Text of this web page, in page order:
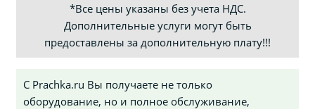
*Все цены указаны без учета НДС.
Дополнительные услуги могут быть
предоставлены за дополнительную плату!!!
С Prachka.ru Вы получаете не только
оборудование, но и полное обслуживание,